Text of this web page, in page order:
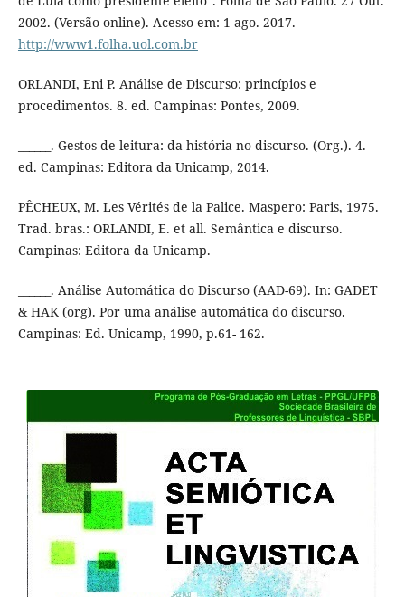
2002. (Versão online). Acesso em: 1 ago. 2017.
http://www1.folha.uol.com.br
ORLANDI, Eni P. Análise de Discurso: princípios e
procedimentos. 8. ed. Campinas: Pontes, 2009.
______. Gestos de leitura: da história no discurso. (Org.). 4.
ed. Campinas: Editora da Unicamp, 2014.
PÊCHEUX, M. Les Vérités de la Palice. Maspero: Paris, 1975.
Trad. bras.: ORLANDI, E. et all. Semântica e discurso.
Campinas: Editora da Unicamp.
______. Análise Automática do Discurso (AAD-69). In: GADET
& HAK (org). Por uma análise automática do discurso.
Campinas: Ed. Unicamp, 1990, p.61- 162.